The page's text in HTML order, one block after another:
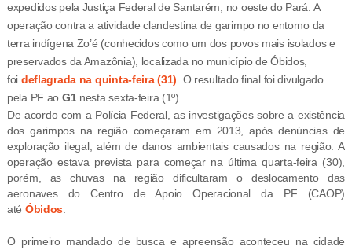
expedidos pela Justiça Federal de Santarém, no oeste do Pará. A
operação contra a atividade clandestina de garimpo no entorno da
terra indígena Zo’é (conhecidos como um dos povos mais isolados e
preservados da Amazônia), localizada no município de Óbidos,
foi deflagrada na quinta-feira (31). O resultado final foi divulgado
pela PF ao G1 nesta sexta-feira (1º).
De acordo com a Polícia Federal, as investigações sobre a existência
dos garimpos na região começaram em 2013, após denúncias de
exploração ilegal, além de danos ambientais causados na região. A
operação estava prevista para começar na última quarta-feira (30),
porém, as chuvas na região dificultaram o deslocamento das
aeronaves do Centro de Apoio Operacional da PF (CAOP)
até Óbidos.
O primeiro mandado de busca e apreensão aconteceu na cidade